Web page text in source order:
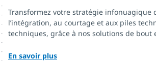
Transformez votre stratégie infonuagique
l’intégration, au courtage et aux piles
techniques, grâce à nos solutions de bout
En savoir plus